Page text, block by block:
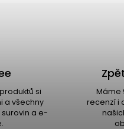
si
a všechny
surovin a e-
Máme
recenzí i